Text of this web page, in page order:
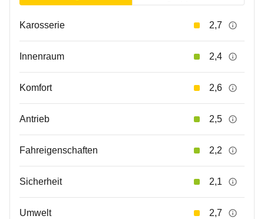
Karosserie 2,7
Innenraum 2,4
Komfort 2,6
Antrieb 2,5
Fahreigenschaften 2,2
Sicherheit 2,1
Umwelt 2,7